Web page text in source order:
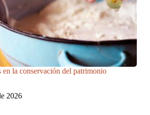
en la conservación del patrimonio
2026